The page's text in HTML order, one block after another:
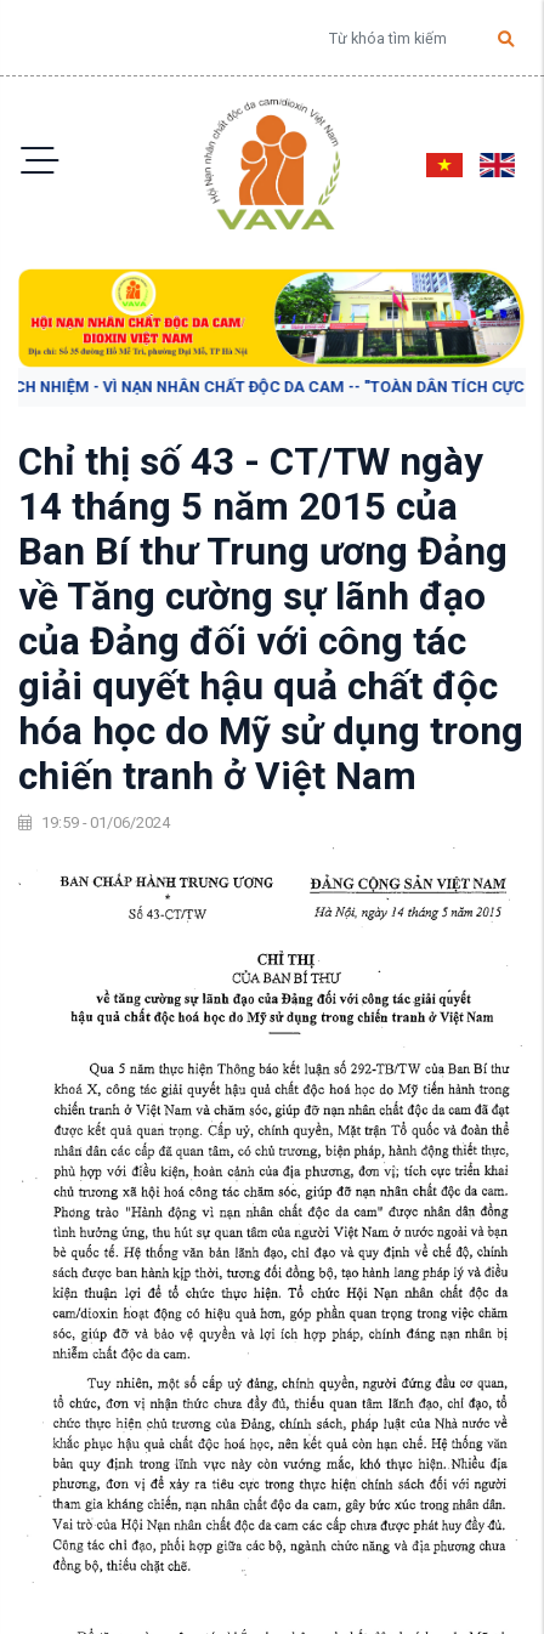
- VÌ NẠN NHÂN CHẤT ĐỘC DA CAM -- "TOÀN DÂN TÍCH CỰC ĐÓNG
Chỉ thị số 43 - CT/TW ngày
14 tháng 5 năm 2015 của
Ban Bí thư Trung ương Đảng
về Tăng cường sự lãnh đạo
của Đảng đối với công tác
giải quyết hậu quả chất độc
hóa học do Mỹ sử dụng trong
chiến tranh ở Việt Nam
19:59 - 01/06/2024